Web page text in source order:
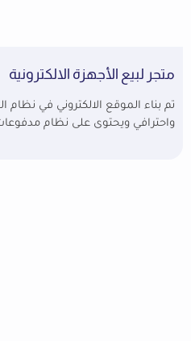
متجر لبيع الأجهزة الالكترونية
تم بناء الموقع الالكتروني في
واحترافي ويحتوى على نظام